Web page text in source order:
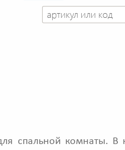
спальной комнаты. В